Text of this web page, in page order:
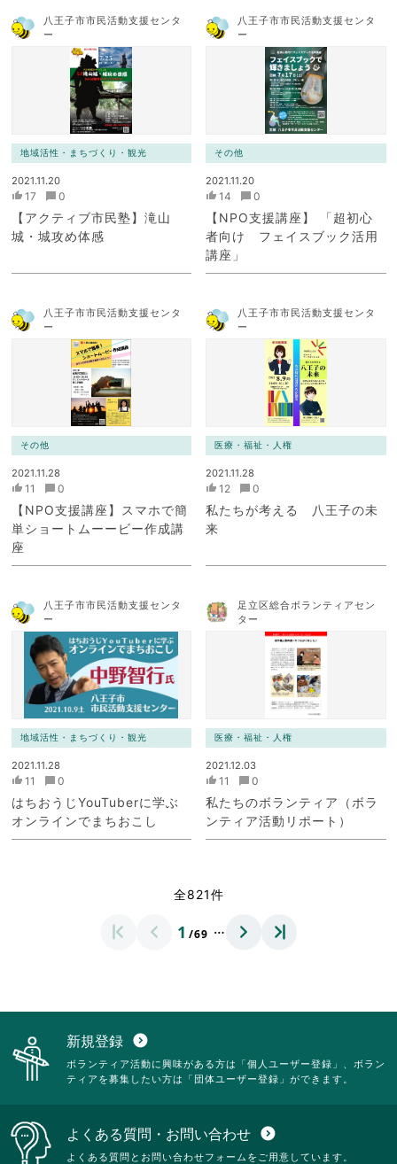
八王子市市民活動支援センタ
ー
地域活性・まちづくり・観光
2021.11.20
17 0
【アクティブ市民塾】滝山
城・城攻め体感
八王子市市民活動支援センタ
ー
その他
2021.11.20
14 0
【NPO支援講座】 「超初心
者向け フェイスブック活用
講座」
八王子市市民活動支援センタ
ー
その他
2021.11.28
11 0
【NPO支援講座】スマホで簡
単ショートムーービー作成講
座
八王子市市民活動支援センタ
ー
医療・福祉・人権
2021.11.28
12 0
私たちが考える 八王子の未
来
八王子市市民活動支援センタ
ー
地域活性・まちづくり・観光
2021.11.28
11 0
はちおうじYouTuberに学ぶ
オンラインでまちおこし
足立区総合ボランティアセン
ター
医療・福祉・人権
2021.12.03
11 0
私たちのボランティア（ボラ
ンティア活動リポート）
全821件
1 /69 …
新規登録 expand_circle_down
ボランティア活動に興味がある方は「個人ユーザー登録」、ボラン
ティアを募集したい方は「団体ユーザー登録」ができます。
よくある質問・お問い合わせ expand_circle_down
よくある質問とお問い合わせフォームをご用意しています。